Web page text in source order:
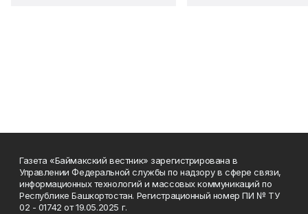
Газета «Баймакский вестник» зарегистрирована в
Управлении Федеральной службы по надзору в сфере связи,
информационных технологий и массовых коммуникаций по
Республике Башкортостан. Регистрационный номер ПИ № ТУ
02 - 01742 от 19.05.2025 г.